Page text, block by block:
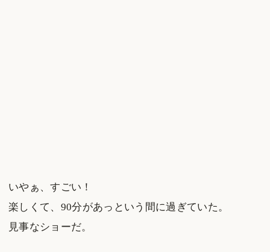
いやぁ、すごい！
楽しくて、90分があっという間に過ぎていた。
見事なショーだ。